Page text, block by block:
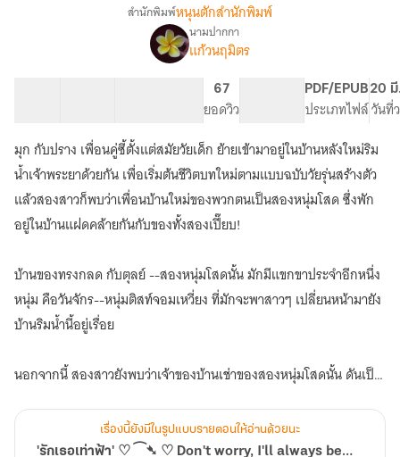
เรื่อง'รัก
เธอ
เท่า
ฟ้า'
♡
⁀➴
♡
Don't
worry,
I'll
always
be
for
you.
สำนักพิมพ์หนุนตักสำนักพิมพ์
นามปากกา
แก้วนฤมิตร
67
ยอดวิว
PDF/EPUB
ประเภทไฟล์
20
วันที่
มุก กับปราง เพื่อนคู่ซี้ตั้งแต่สมัยวัยเด็ก ย้ายเข้ามาอยู่ในบ้านหลังใหม่ริม
น้ำเจ้าพระยาด้วยกัน เพื่อเริ่มต้นชีวิตบทใหม่ตามแบบฉบับวัยรุ่นสร้างตัว
แล้วสองสาวก็พบว่าเพื่อนบ้านใหม่ของพวกตนเป็นสองหนุ่มโสด ซึ่งพัก
อยู่ในบ้านแฝดคล้ายกันกับของทั้งสองเปี๊ยบ!
บ้านของทรงกลด กับตุลย์ --สองหนุ่มโสดนั้น มักมีแขกขาประจำอีกหนึ่ง
หนุ่ม คือวันจักร--หนุ่มติสท์จอมเหวี่ยง ที่มักจะพาสาวๆ เปลี่ยนหน้ามายัง
บ้านริมน้ำนี้อยู่เรื่อย
นอกจากนี้ สองสาวยังพบว่าเจ้าของบ้านเช่าของสองหนุ่มโสดนั้น ดันเป็น
อิสระ โนสนโนแคร์เวิลด์...ทีนี้ก็ว้าวุ่นล่ะ!!
เรื่องนี้ยังมีในรูปแบบรายตอนให้อ่านด้วยนะ
'รักเธอเท่าฟ้า' ♡ ⁀➴ ♡ Don't worry, I'll always be there for you.